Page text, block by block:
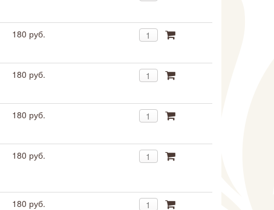
180 руб.
180 руб.
180 руб.
180 руб.
180 руб.